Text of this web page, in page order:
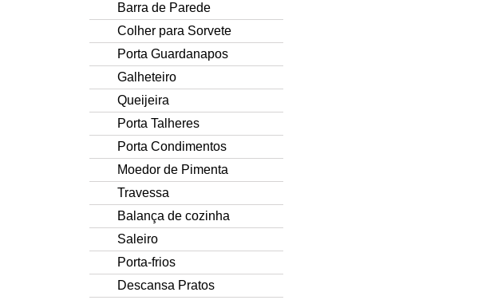
Barra de Parede
Colher para Sorvete
Porta Guardanapos
Galheteiro
Queijeira
Porta Talheres
Porta Condimentos
Moedor de Pimenta
Travessa
Balança de cozinha
Saleiro
Porta-frios
Descansa Pratos